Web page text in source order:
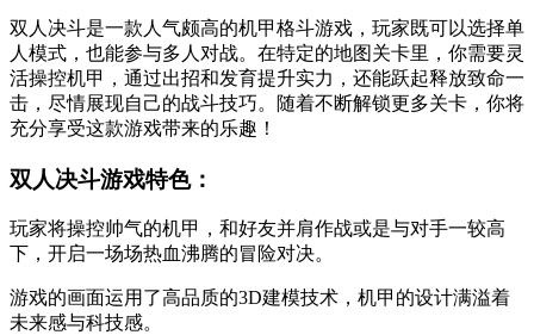
双人决斗是一款人气颇高的机甲格斗游戏，玩家既可以选择单
人模式，也能参与多人对战。在特定的地图关卡里，你需要灵
活操控机甲，通过出招和发育提升实力，还能跃起释放致命一
击，尽情展现自己的战斗技巧。随着不断解锁更多关卡，你将
充分享受这款游戏带来的乐趣！
双人决斗游戏特色：
玩家将操控帅气的机甲，和好友并肩作战或是与对手一较高
下，开启一场场热血沸腾的冒险对决。
游戏的画面运用了高品质的3D建模技术，机甲的设计满溢着
未来感与科技感。